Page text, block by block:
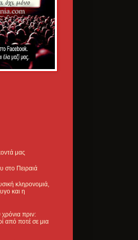
μας
στο Πειραιά
κληρονομιά,
και η
πριν:
από ποτέ σε μια